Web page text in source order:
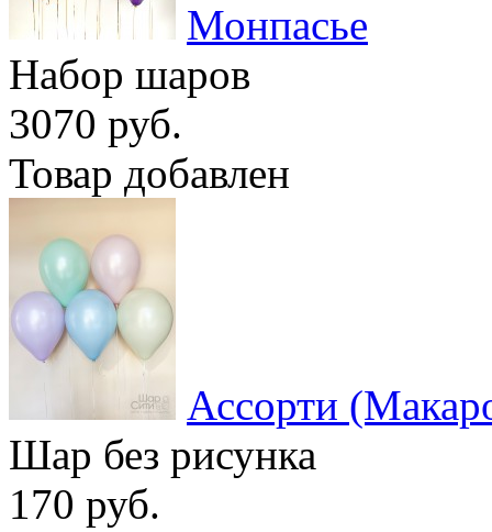
Монпасье
Набор шаров
3070 руб.
Товар добавлен
Ассорти
Шар без рисунка
170 руб.